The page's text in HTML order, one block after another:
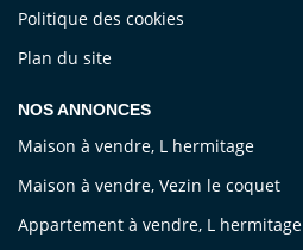
Politique des cookies
Plan du site
NOS ANNONCES
Maison à vendre, L hermitage
Maison à vendre, Vezin le coquet
Appartement à vendre, L hermitage